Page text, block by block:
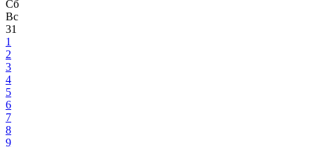
Сб
Вс
31
1
2
3
4
5
6
7
8
9